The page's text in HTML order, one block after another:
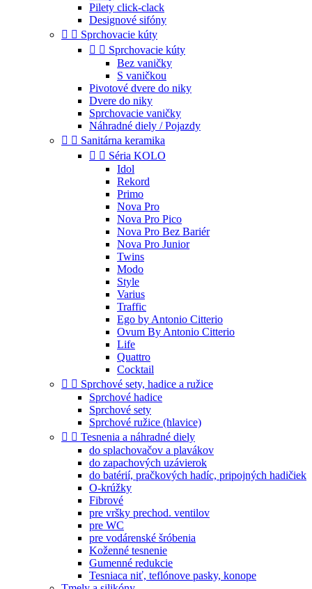
Pilety click-clack
Designové sifóny
  Sprchovacie kúty
  Sprchovacie kúty
Bez vaničky
S vaničkou
Pivotové dvere do niky
Dvere do niky
Sprchovacie vaničky
Náhradné diely / Pojazdy
  Sanitárna keramika
  Séria KOLO
Idol
Rekord
Primo
Nova Pro
Nova Pro Pico
Nova Pro Bez Bariér
Nova Pro Junior
Twins
Modo
Style
Varius
Traffic
Ego by Antonio Citterio
Ovum By Antonio Citterio
Life
Quattro
Cocktail
  Sprchové sety, hadice a ružice
Sprchové hadice
Sprchové sety
Sprchové ružice (hlavice)
  Tesnenia a náhradné diely
do splachovačov a plavákov
do zapachových uzávierok
do batérií, pračkových hadíc, pripojných hadičiek
O-krúžky
Fibrové
pre vršky prechod. ventilov
pre WC
pre vodárenské šróbenia
Koženné tesnenie
Gumenné redukcie
Tesniaca niť, teflónove pasky, konope